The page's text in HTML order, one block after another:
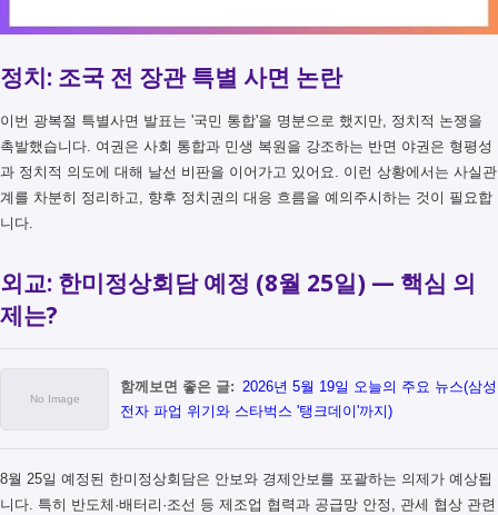
정치: 조국 전 장관 특별 사면 논란
이번 광복절 특별사면 발표는 '국민 통합'을 명분으로 했지만, 정치적 논쟁을
촉발했습니다. 여권은 사회 통합과 민생 복원을 강조하는 반면 야권은 형평성
과 정치적 의도에 대해 날선 비판을 이어가고 있어요. 이런 상황에서는 사실관
계를 차분히 정리하고, 향후 정치권의 대응 흐름을 예의주시하는 것이 필요합
니다.
외교: 한미정상회담 예정 (8월 25일) — 핵심 의
제는?
함께보면 좋은 글: 2026년 5월 19일 오늘의 주요 뉴스(삼성
전자 파업 위기와 스타벅스 '탱크데이'까지)
8월 25일 예정된 한미정상회담은 안보와 경제안보를 포괄하는 의제가 예상됩
니다. 특히 반도체·배터리·조선 등 제조업 협력과 공급망 안정, 관세 협상 관련